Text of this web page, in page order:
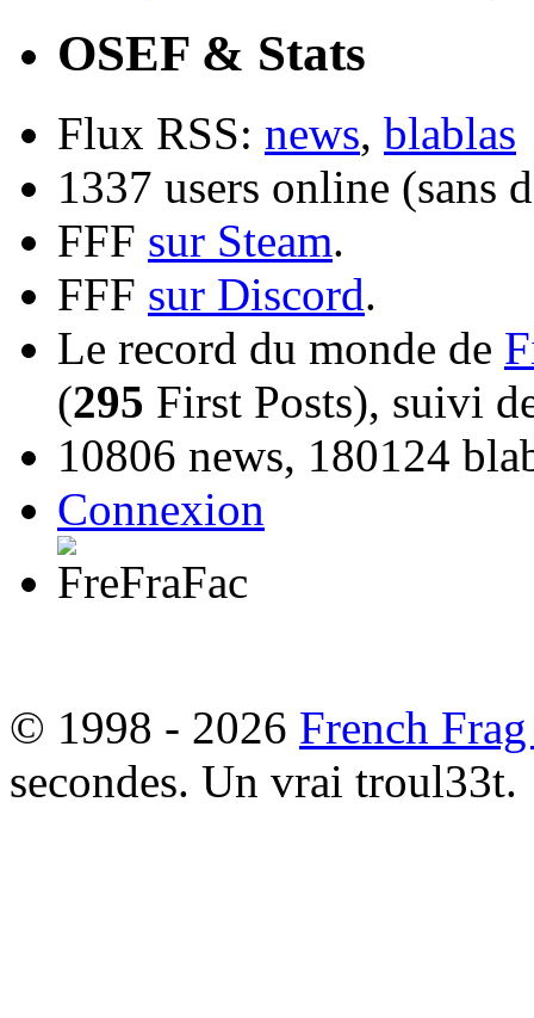
OSEF & Stats
Flux RSS: news, blablas
1337 users online (sans
FFF sur Steam.
FFF sur Discord.
Le record du monde de
(295 First Posts), suivi
10806 news, 180124
Connexion
© 1998 - 2026 French
secondes. Un vrai troul33t.